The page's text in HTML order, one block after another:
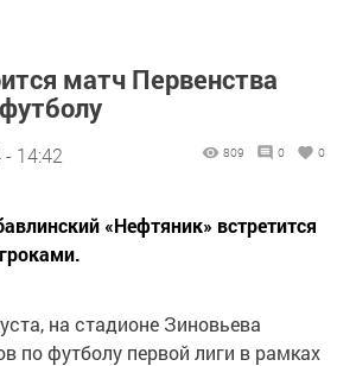
матч Первенства
14:42 809 0 0
«Нефтяник» встретится
на стадионе Зиновьева
по футболу первой лиги в рамках